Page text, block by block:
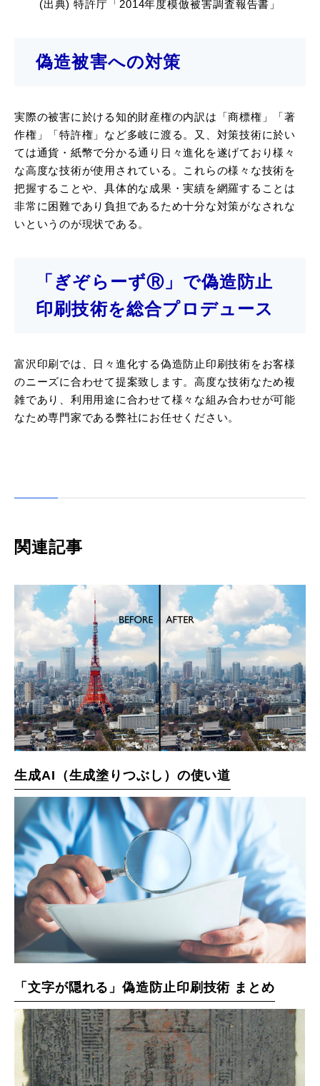
(出典) 特許庁「2014年度模倣被害調査報告書」
偽造被害への対策
実際の被害に於ける知的財産権の内訳は「商標権」「著
作権」「特許権」など多岐に渡る。又、対策技術に於い
ては通貨・紙幣で分かる通り日々進化を遂げており様々
な高度な技術が使用されている。これらの様々な技術を
把握することや、具体的な成果・実績を網羅することは
非常に困難であり負担であるため十分な対策がなされな
いというのが現状である。
「ぎぞらーずⓇ」で偽造防止
印刷技術を総合プロデュース
富沢印刷では、日々進化する偽造防止印刷技術をお客様
のニーズに合わせて提案致します。高度な技術なため複
雑であり、利用用途に合わせて様々な組み合わせが可能
なため専門家である弊社にお任せください。
関連記事
生成AI（生成塗りつぶし）の使い道
「文字が隠れる」偽造防止印刷技術 まとめ